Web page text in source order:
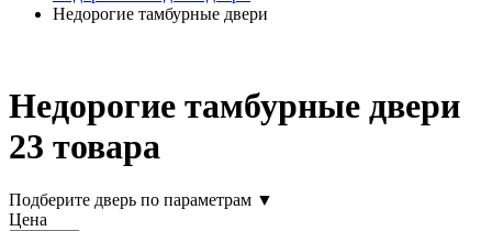
Недорогие тамбурные двери
Недорогие тамбурные двери
23 товара
Подберите дверь по параметрам ▼
Цена